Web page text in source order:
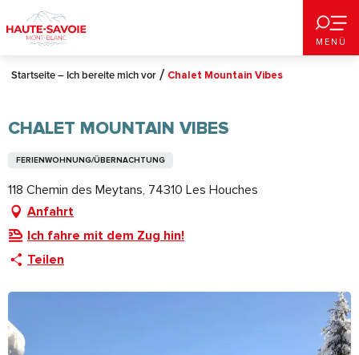
au
contenu
principal
MENÜ
Startseite – Ich bereite mich vor Chalet Mountain Vibes
CHALET MOUNTAIN VIBES
FERIENWOHNUNG/ÜBERNACHTUNG
118 Chemin des Meytans, 74310 Les Houches
Anfahrt
Ich fahre mit dem Zug hin!
Teilen